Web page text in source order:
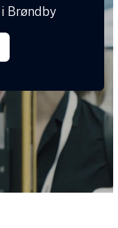
i Brøndby